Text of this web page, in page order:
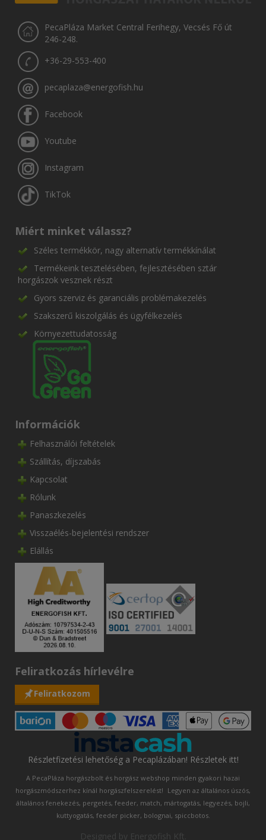
PecaPláza Market Central Ferihegy, Vecsés Fő út
246-248.
+36-29-553-400
pecaplaza@energofish.hu
Facebook
Youtube
Instagram
TikTok
Miért minket válassz?
Széles termékkör, nagy alternatív termékkínálat
Termékeink tesztelésében, fejlesztésében sztár
horgászok vesznek részt
Gyors szerviz és garanciális problémakezelés
Szakszerű kiszolgálás és ügyfélkezelés
Környezettudatosság
Információk
Felhasználói feltételek
Szállítás, díjszabás
Kapcsolat
Rólunk
Panaszkezelés
Visszaélés-bejelentési rendszer
Elállás
Feliratkozás hírlevélre
Feliratkozom
Részletfizetési lehetőség a Pecaplázában! Részletek itt!
A PecaPláza horgászbolt és horgász webshop minden gyakori hazai
horgászmódszerhez kínál horgászfelszerelést! Legyen az általános úszós,
általános fenekezés, pergetés, feeder, match, mártogatás, legyezés, bojli,
kuttyogatás, feeder picker, bolognai, spiccbotos.
Designed by Energofish Kft